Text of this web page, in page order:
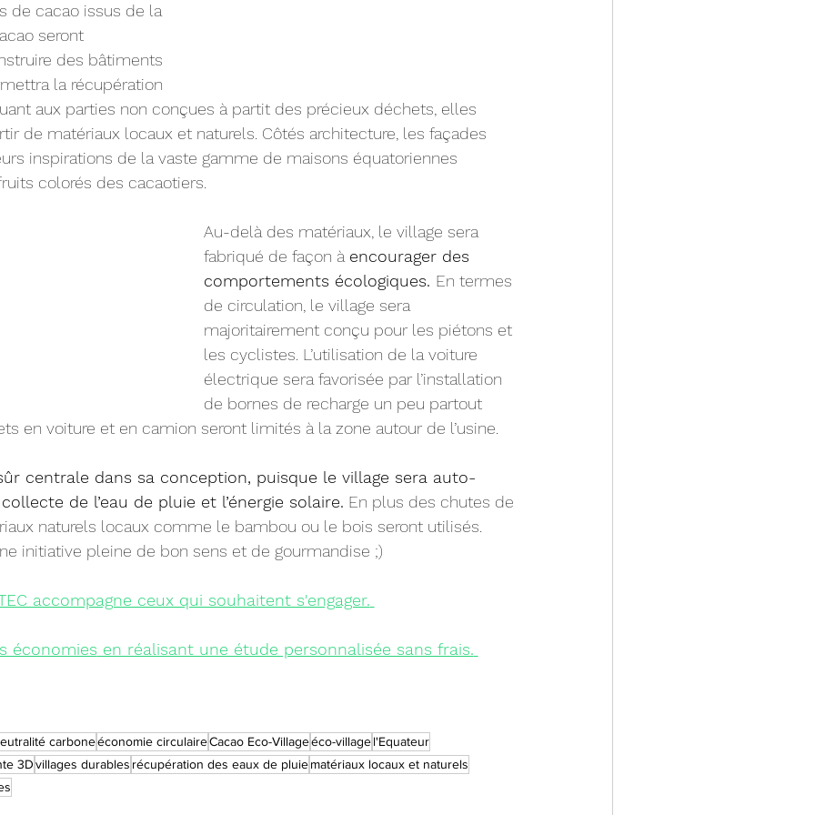
de cacao issus de la
seront
des bâtiments
la récupération
aux parties non conçues à partit des précieux déchets, elles
de matériaux locaux et naturels. Côtés architecture, les façades
inspirations de la vaste gamme de maisons équatoriennes
colorés des cacaotiers.
Au-delà des matériaux, le village sera
fabriqué de façon à encourager des
comportements écologiques. En termes
de circulation, le village sera
majoritairement conçu pour les piétons et
les cyclistes. L’utilisation de la voiture
électrique sera favorisée par l’installation
de bornes de recharge un peu partout
en voiture et en camion seront limités à la zone autour de l’usine.
centrale dans sa conception, puisque le village sera auto-
de l’eau de pluie et l’énergie solaire. En plus des chutes de
naturels locaux comme le bambou ou le bois seront utilisés.
initiative pleine de bon sens et de gourmandise ;)
accompagne ceux qui souhaitent s'engager.
économies en réalisant une étude personnalisée sans frais.
carboneéconomie circulaireCacao Eco-Villageéco-villagel'Equateur
3Dvillages durables récupération des eaux de pluiematériaux locaux et naturels